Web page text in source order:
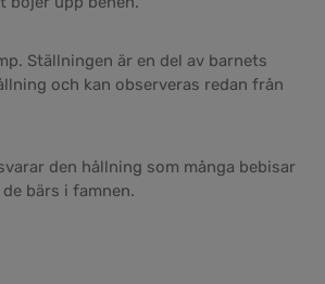
Ställningen är en del av barnets
och kan observeras redan från
den hållning som många bebisar
bärs i famnen.